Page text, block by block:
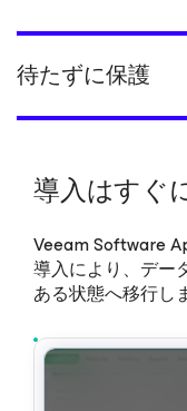
待たずに保護
導入はすぐ
Veeam Software
導入により、デー
ある状態へ移行し